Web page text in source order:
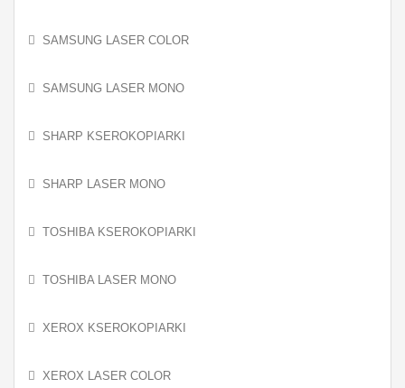
SAMSUNG LASER COLOR
SAMSUNG LASER MONO
SHARP KSEROKOPIARKI
SHARP LASER MONO
TOSHIBA KSEROKOPIARKI
TOSHIBA LASER MONO
XEROX KSEROKOPIARKI
XEROX LASER COLOR